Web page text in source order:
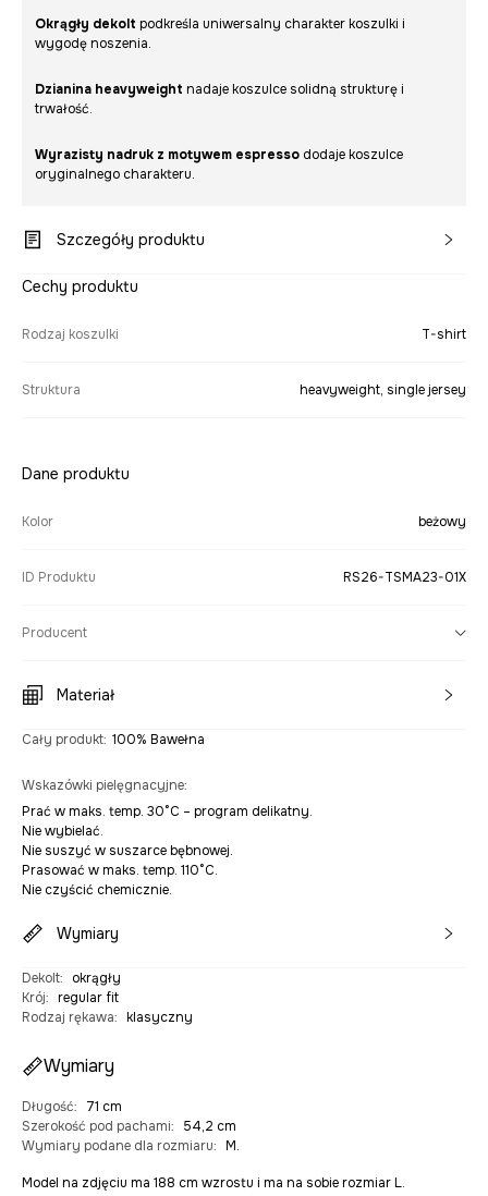
Okrągły dekolt podkreśla uniwersalny charakter koszulki i
wygodę noszenia.
Dzianina heavyweight nadaje koszulce solidną strukturę i
trwałość.
Wyrazisty nadruk z motywem espresso dodaje koszulce
oryginalnego charakteru.
Szczegóły produktu
Cechy produktu
Rodzaj koszulki T-shirt
Struktura heavyweight, single jersey
Dane produktu
Kolor beżowy
ID Produktu RS26-TSMA23-01X
Producent
Materiał
Cały produkt: 100% Bawełna
Wskazówki pielęgnacyjne:
Prać w maks. temp. 30°C – program delikatny.
Nie wybielać.
Nie suszyć w suszarce bębnowej.
Prasować w maks. temp. 110°C.
Nie czyścić chemicznie.
Wymiary
Dekolt:
okrągły
Krój: regular fit
Rodzaj rękawa: klasyczny
Wymiary
Długość:
71 cm
Szerokość pod pachami:
54,2 cm
Wymiary podane dla rozmiaru: M.
Model na zdjęciu ma 188 cm wzrostu i ma na sobie rozmiar L.